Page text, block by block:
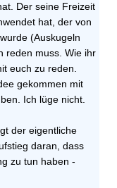
Der seine Freizeit
hat, der von
(Auskugeln
reden muss. Wie ihr
euch zu reden.
gekommen mit
Ich lüge nicht.
der eigentliche
daran, dass
zu tun haben -